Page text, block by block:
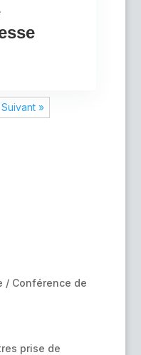
Suivant »
/ Conférence de
prise de